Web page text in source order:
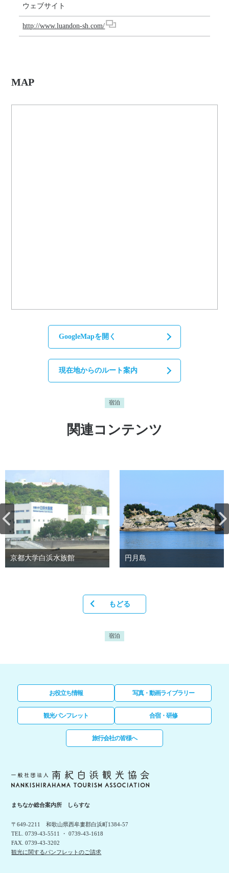
ウェブサイト
http://www.luandon-sh.com/
MAP
GoogleMapを開く
現在地からのルート案内
宿泊
関連コンテンツ
京都大学白浜水族館 円月島
もどる
宿泊
お役立ち情報 写真・動画ライブラリー
観光パンフレット 合宿・研修
旅行会社の皆様へ
まちなか総合案内所 しらすな
〒649-2211 和歌山県西牟婁郡白浜町1384-57
TEL. 0739-43-5511 ・ 0739-43-1618
FAX. 0739-43-3202
観光に関するパンフレットのご請求